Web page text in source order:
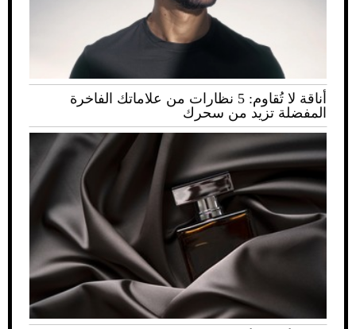
أناقة لا تُقاوم: 5 نظارات من علاماتك الفاخرة
المفضلة تزيد من سحرك